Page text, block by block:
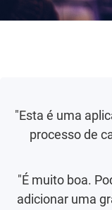
"Esta é uma
processo de
"É muito boa.
adicionar uma